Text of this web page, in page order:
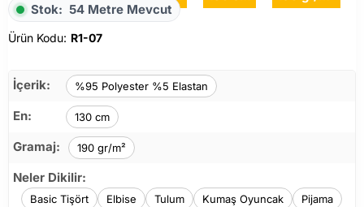
Stok: 54 Metre Mevcut
Ürün Kodu: R1-07
İçerik: %95 Polyester %5 Elastan
En: 130 cm
Gramaj: 190 gr/m²
Neler Dikilir:
Basic Tişört Elbise Tulum Kumaş Oyuncak
Pijama